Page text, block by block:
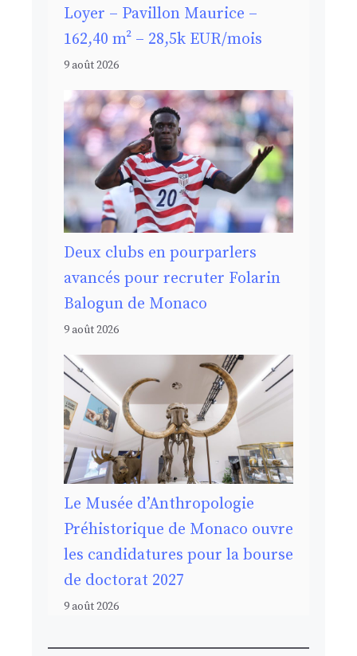
Loyer – Pavillon Maurice –
162,40 m² – 28,5k EUR/mois
9 août 2026
Deux clubs en pourparlers
avancés pour recruter Folarin
Balogun de Monaco
9 août 2026
Le Musée d’Anthropologie
Préhistorique de Monaco ouvre
les candidatures pour la bourse
de doctorat 2027
9 août 2026